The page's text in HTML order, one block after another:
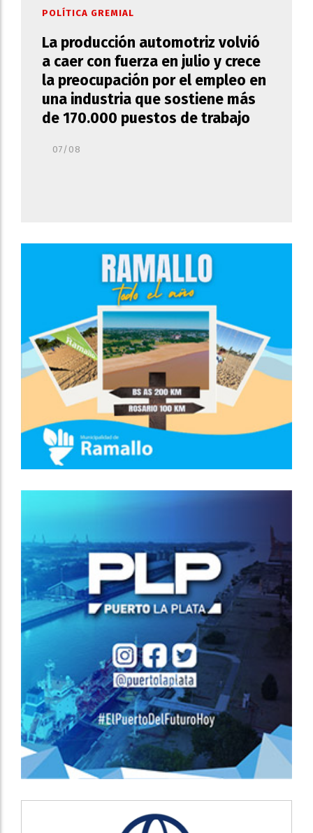
La producción automotriz volvió
a caer con fuerza en julio y crece
la preocupación por el empleo en
una industria que sostiene más
de 170.000 puestos de trabajo
POLÍTICA GREMIAL
07/08